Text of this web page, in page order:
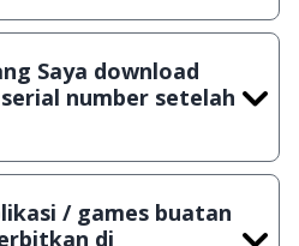
scanning dengan 3 jenis
bisa dijamin 100%
Saya download
number setelah
namun ada beberapa
jangka waktu tertentu dan jika
/ games buatan
di